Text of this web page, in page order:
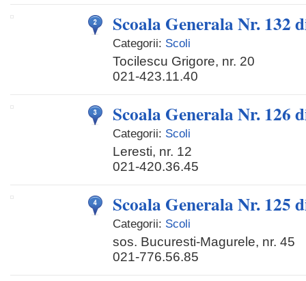
Scoala Generala Nr. 132
Categorii: Scoli
Tocilescu Grigore, nr. 20
021-423.11.40
Scoala Generala Nr. 126
Categorii: Scoli
Leresti, nr. 12
021-420.36.45
Scoala Generala Nr. 125
Categorii: Scoli
sos. Bucuresti-Magurele, nr. 45
021-776.56.85